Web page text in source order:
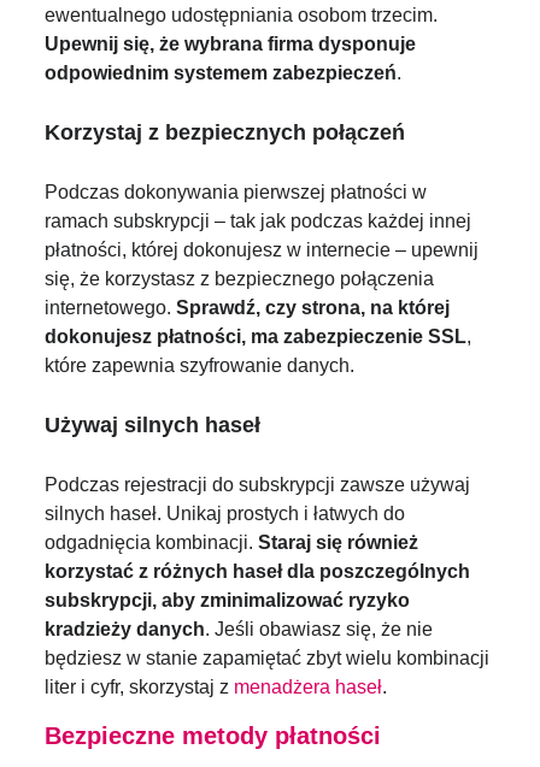
ewentualnego udostępniania osobom trzecim.
Upewnij się, że wybrana firma dysponuje
odpowiednim systemem zabezpieczeń.
Korzystaj z bezpiecznych połączeń
Podczas dokonywania pierwszej płatności w
ramach subskrypcji – tak jak podczas każdej innej
płatności, której dokonujesz w internecie – upewnij
się, że korzystasz z bezpiecznego połączenia
internetowego.Sprawdź, czy strona, na której
dokonujesz płatności, ma zabezpieczenie SSL,
które zapewnia szyfrowanie danych.
Używaj silnych haseł
Podczas rejestracji do subskrypcji zawsze używaj
silnych haseł. Unikaj prostych i łatwych do
odgadnięcia kombinacji.Staraj się również
korzystać z różnych haseł dla poszczególnych
subskrypcji, aby zminimalizować ryzyko
kradzieży danych. Jeśli obawiasz się, że nie
będziesz w stanie zapamiętać zbyt wielu kombinacji
liter i cyfr, skorzystaj z menadżera haseł.
Bezpieczne metody płatności